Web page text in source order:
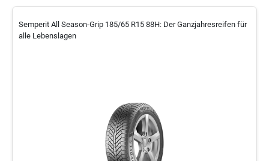
Semperit All Season-Grip 185/65 R15 88H: Der Ganzjahresreifen für
alle Lebenslagen